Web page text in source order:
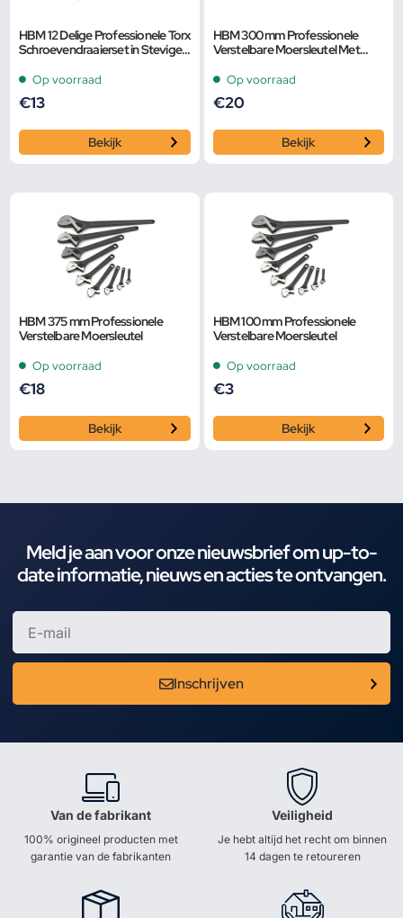
HBM 12 Delige Professionele Torx
Schroevendraaierset in Stevige
Op voorraad
€13
Bekijk
HBM 300 mm Professionele
Verstelbare Moersleutel Met
Smalle Bek
Op voorraad
€20
Bekijk
HBM 375 mm Professionele
Verstelbare Moersleutel
Op voorraad
€18
Bekijk
HBM 100 mm Professionele
Verstelbare Moersleutel
Op voorraad
€3
Bekijk
Meld je aan voor onze nieuwsbrief om up-to-
date informatie, nieuws en acties te ontvangen.
Inschrijven
Van de fabrikant
100% origineel producten met
garantie van de fabrikanten
Veiligheid
Je hebt altijd het recht om binnen
14 dagen te retoureren